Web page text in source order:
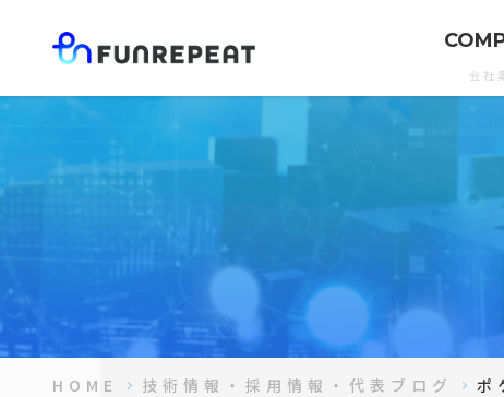
会社
HOME 技術情報・採用情報・代表ブログ ポ